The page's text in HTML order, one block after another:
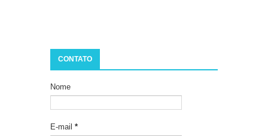
CONTATO
Nome
E-mail *